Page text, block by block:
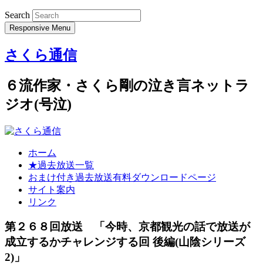
Search
Responsive Menu
さくら通信
６流作家・さくら剛の泣き言ネットラ
ジオ(号泣)
ホーム
★過去放送一覧
おまけ付き過去放送有料ダウンロードページ
サイト案内
リンク
第２６８回放送 「今時、京都観光の話で放送が
成立するかチャレンジする回 後編(山陰シリーズ
2)」